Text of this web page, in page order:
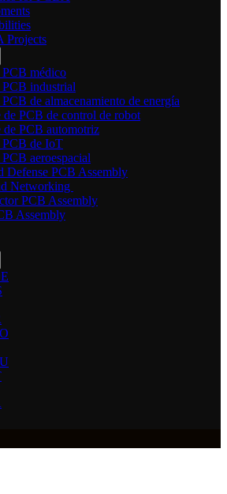
Projects
médico
industrial
de almacenamiento de energía
de PCB de control de robot
de PCB automotriz
PCB de IoT
aeroespacial
Defense PCB Assembly
Networking
PCB Assembly
Assembly